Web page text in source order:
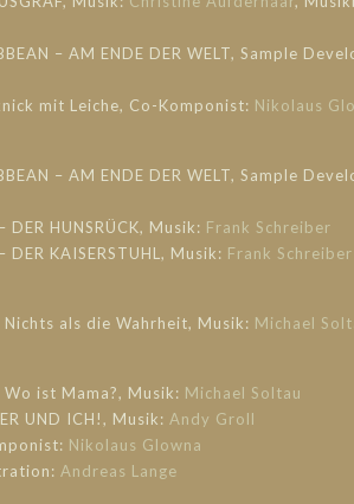
– AM ENDE DER WELT, Sample
mit Leiche, Co-Komponist: Nikolaus
– AM ENDE DER WELT, Sample
DER HUNSRÜCK, Musik: Frank Schreiber
DER KAISERSTUHL, Musik: Frank Schreiber
Nichts als die Wahrheit, Musik: Michael
Wo ist Mama?, Musik: Michael Soltau
UND ICH!, Musik: Andy Groll
Nikolaus Glowna
Andreas Lange